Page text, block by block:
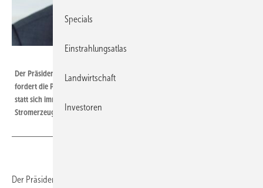
Der Präsident des BSW-Solar und Geschäftsführer von Goldbeck Solar
fordert die Politik auf, endlich nach vernünftigen Lösungen zu suchen,
statt sich immer wieder von der etablierten Lobby der fossilen
Stromerzeugung vereinnahmen zu lassen.
Der Präsident des BSW-Solar fordert, dass die Politik endlich wirksam
Specials
Einstrahlungsatlas
Landwirtschaft
Investoren